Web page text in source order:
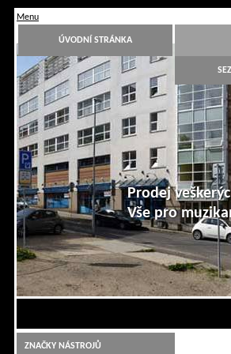
Menu
ÚVODNÍ STRÁNKA
Hudební nástroje Jiří Šimek Liberec
Prodej
Vše pro
ZNAČKY NÁSTROJŮ